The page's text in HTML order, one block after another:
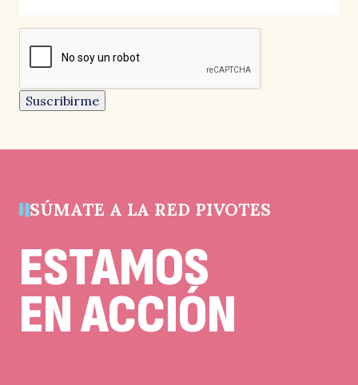
campo
un
campo
de
debe
reCAPTCHA
Suscribirme
SÚMATE A LA RED PIVOTES
ESTAMOS
EN ACCIÓN